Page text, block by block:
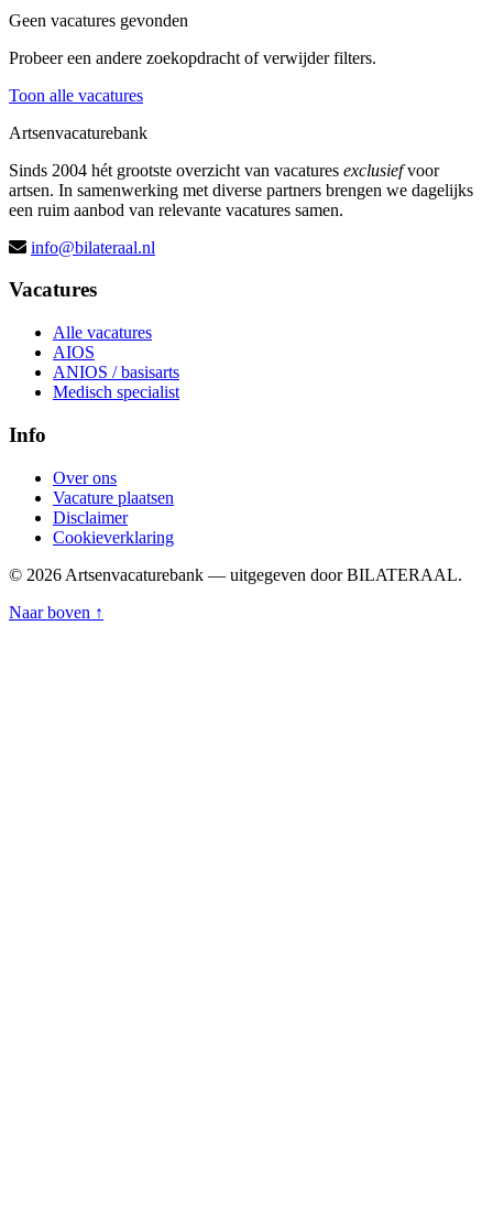
Geen vacatures gevonden
Probeer een andere zoekopdracht of verwijder filters.
Toon alle vacatures
Artsenvacaturebank
Sinds 2004 hét grootste overzicht van vacatures exclusiefvoor
artsen. In samenwerking met diverse partners brengen we dagelijks
een ruim aanbod van relevante vacatures samen.
info@bilateraal.nl
Vacatures
Alle vacatures
AIOS
ANIOS / basisarts
Medisch specialist
Info
Over ons
Vacature plaatsen
Disclaimer
Cookieverklaring
© 2026 Artsenvacaturebank — uitgegeven door BILATERAAL.
Naar boven ↑